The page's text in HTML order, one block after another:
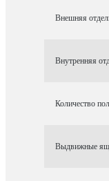
Внешняя
Внутренняя
Количество
Выдвижные